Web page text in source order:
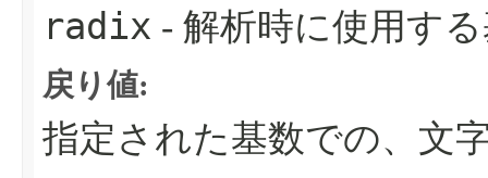
radix - 解析時に使用す
戻り値:
指定された基数での、文